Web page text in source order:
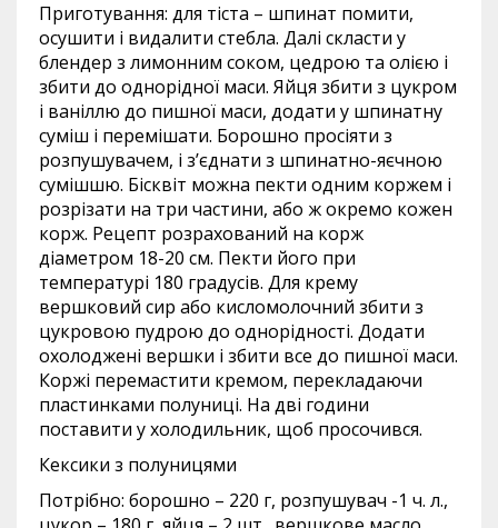
Приготування: для тіста – шпинат помити,
осушити і видалити стебла. Далі скласти у
блендер з лимонним соком, цедрою та олією і
збити до однорідної маси. Яйця збити з цукром
і ваніллю до пишної маси, додати у шпинатну
суміш і перемішати. Борошно просіяти з
розпушувачем, і з’єднати з шпинатно-яєчною
сумішшю. Бісквіт можна пекти одним коржем і
розрізати на три частини, або ж окремо кожен
корж. Рецепт розрахований на корж
діаметром 18-20 см. Пекти його при
температурі 180 градусів. Для крему
вершковий сир або кисломолочний збити з
цукровою пудрою до однорідності. Додати
охолоджені вершки і збити все до пишної маси.
Коржі перемастити кремом, перекладаючи
пластинками полуниці. На дві години
поставити у холодильник, щоб просочився.
Кексики з полуницями
Потрібно: борошно – 220 г, розпушувач -1 ч. л.,